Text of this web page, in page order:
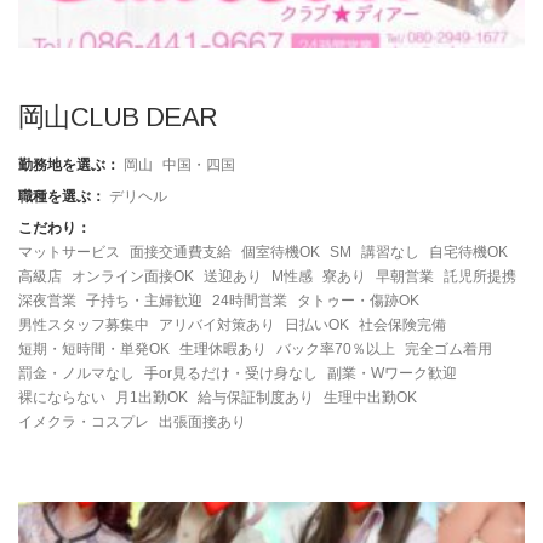
岡山CLUB DEAR
勤務地を選ぶ： 岡山
中国・四国
職種を選ぶ： デリヘル
こだわり：
マットサービス
面接交通費支給 個室待機OK SM 講習なし
自宅待機OK
高級店
オンライン面接OK 送迎あり M性感 寮あり 早朝営業 託児所提携
深夜営業 子持ち・主婦歓迎 24時間営業
タトゥー・傷跡OK
男性スタッフ募集中
アリバイ対策あり 日払いOK
社会保険完備
短期・短時間・単発OK
生理休暇あり バック率70％以上
完全ゴム着用
罰金・ノルマなし
手or見るだけ・受け身なし
副業・Wワーク歓迎
裸にならない
月1出勤OK 給与保証制度あり
生理中出勤OK
イメクラ・コスプレ
出張面接あり